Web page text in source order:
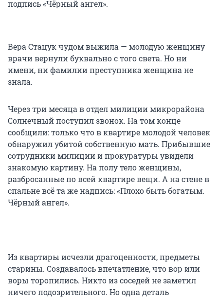
подпись «Чёрный ангел».
Вера Стацук чудом выжила — молодую женщину
врачи вернули буквально с того света. Но ни
имени, ни фамилии преступника женщина не
знала.
Через три месяца в отдел милиции микрорайона
Солнечный поступил звонок. На том конце
сообщили: только что в квартире молодой человек
обнаружил убитой собственную мать. Прибывшие
сотрудники милиции и прокуратуры увидели
знакомую картину. На полу тело женщины,
разбросанные по всей квартире вещи. А на стене в
спальне всё та же надпись: «Плохо быть богатым.
Чёрный ангел».
Из квартиры исчезли драгоценности, предметы
старины. Создавалось впечатление, что вор или
воры торопились. Никто из соседей не заметил
ничего подозрительного. Но одна деталь